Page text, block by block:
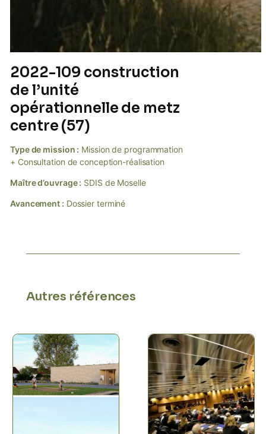
2022-109 construction
de l’unité
opérationnelle de metz
centre (57)
Type de mission : Mission de programmation
+ Consultation de conception-réalisation
Maître d’ouvrage : SDIS de Moselle
Avancement : Dossier terminé
Autres références